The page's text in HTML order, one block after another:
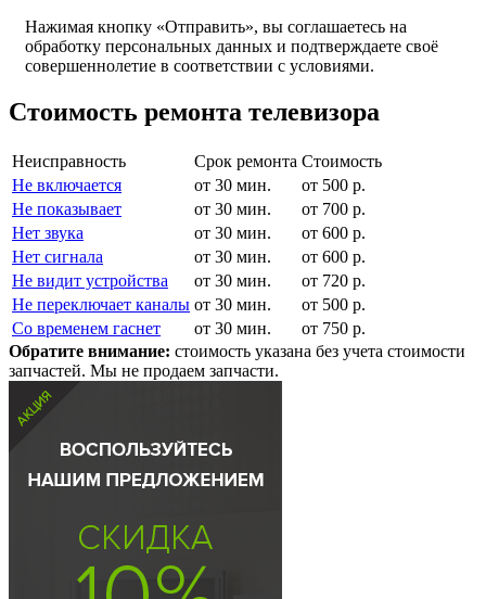
Нажимая кнопку «Отправить», вы соглашаетесь на
обработку персональных данных и подтверждаете своё
совершеннолетие в соответствии с условиями.
Стоимость ремонта телевизора
Неисправность Срок ремонта Стоимость
Не включается
от 30 мин.
от 500 р.
Не показывает
от 30 мин.
от 700 р.
Нет звука
от 30 мин.
от 600 р.
Нет сигнала
от 30 мин.
от 600 р.
Не видит устройства
от 30 мин.
от 720 р.
Не переключает каналы от 30 мин.
от 500 р.
Со временем гаснет
от 30 мин.
от 750 р.
Обратите внимание: стоимость указана без учета стоимости
запчастей. Мы не продаем запчасти.